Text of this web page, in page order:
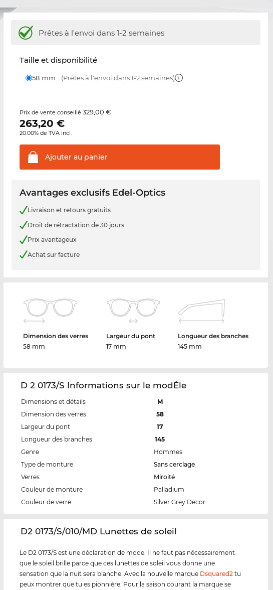
Prêtes à l'envoi dans 1-2 semaines
Taille et disponibilité
58 mm (Prêtes à l'envoi dans 1-2 semaines)
Prix de vente conseillé329,00 €
263,20 €
20.00% de TVA incl.
Ajouter au panier
Avantages exclusifs Edel-Optics
Livraison et retours gratuits
Droit de rétractation de 30 jours
Prix avantageux
Achat sur facture
Dimension des verres
58 mm
Largeur du pont
17 mm
Longueur des branches
145 mm
D 2 0173/S Informations sur le modÈle
Dimensions et détails
M
Dimension des verres
58
Largeur du pont
17
Longueur des branches
145
Genre
Hommes
Type de monture
Sans cerclage
Verres
Miroité
Couleur de monture
Palladium
Couleur de verre
Silver Grey Decor
‌D2 0173/S/010/MD Lunettes de soleil
Le D2 0173/S est une déclaration de mode. Il ne faut pas nécessairement
que le soleil brille parce que ces lunettes de soleil vous donne une
sensation que la nuit sera blanche. Avec la nouvelle marque Dsquared2 tu
peux montrer que tu es pionnière. Pour la saison courant la marque se